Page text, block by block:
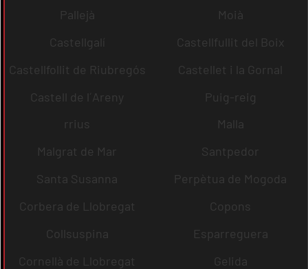
Pallejà
Moià
Castellgalí
Castellfullit del Boix
Castellfollit de Riubregós
Castellet i la Gornal
Castell de l´Areny
Puig-reig
rrius
Malla
Malgrat de Mar
Santpedor
Santa Susanna
Perpètua de Mogoda
Corbera de Llobregat
Copons
Collsuspina
Esparreguera
Cornellà de Llobregat
Gelida